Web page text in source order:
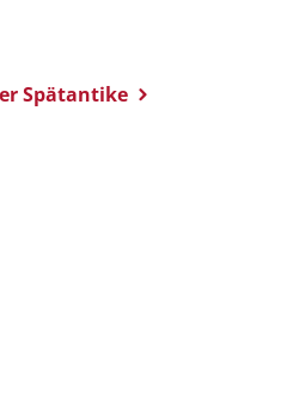
Spätantike